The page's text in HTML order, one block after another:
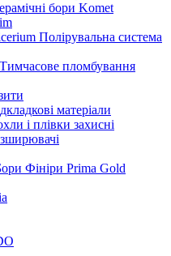
бори Komet
Полірувальна система
Тимчасове пломбування
матеріали
і плівки захисні
Фініри Prima Gold